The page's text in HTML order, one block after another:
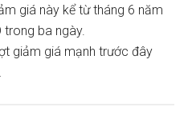
giá này kể từ tháng 6 năm
trong ba ngày.
giảm giá mạnh trước đây